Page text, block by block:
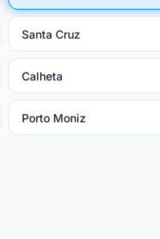
Santa Cruz
Calheta
Porto Moniz